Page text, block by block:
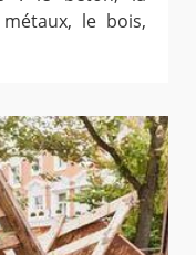
le bois,